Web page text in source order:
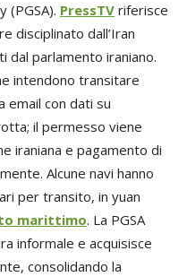
(PGSA). PressTV riferisce
disciplinato dall’Iran
dal parlamento iraniano.
intendono transitare
email con dati su
il permesso viene
iraniana e pagamento di
Alcune navi hanno
per transito, in yuan
marittimo. La PGSA
informale e acquisisce
consolidando la